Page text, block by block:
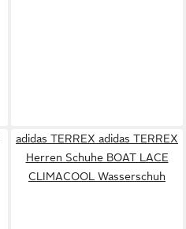
adidas TERREX adidas TERREX
Herren Schuhe BOAT LACE
CLIMACOOL Wasserschuh